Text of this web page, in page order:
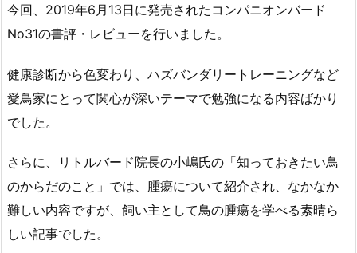
今回、2019年6月13日に発売されたコンパニオンバード
No31の書評・レビューを行いました。
健康診断から色変わり、ハズバンダリートレーニングなど
愛鳥家にとって関心が深いテーマで勉強になる内容ばかり
でした。
さらに、リトルバード院長の小嶋氏の「知っておきたい鳥
のからだのこと」では、腫瘍について紹介され、なかなか
難しい内容ですが、飼い主として鳥の腫瘍を学べる素晴ら
しい記事でした。